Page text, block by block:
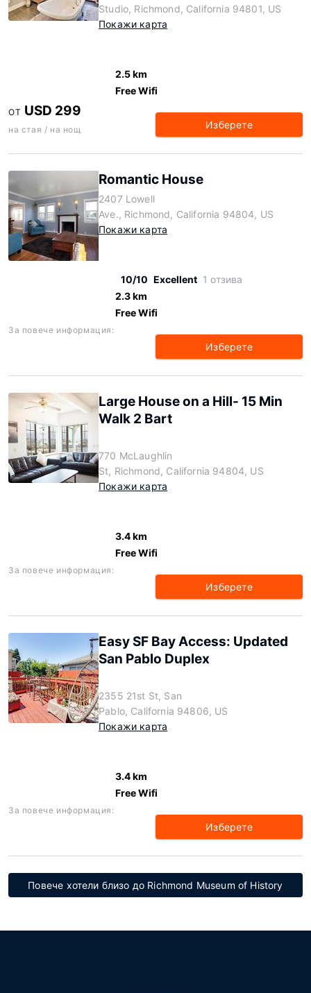
Studio, Richmond, California 94801, US
Покажи карта
2.5 km
Free Wifi
ОТ USD 299
на стая / на нощ Изберете
Romantic House
2407 Lowell
Ave., Richmond, California 94804, US
Покажи карта
10/10 Excellent 1 отзива
2.3 km
Free Wifi
За повече информация:
Изберете
Large House on a Hill- 15 Min
Walk 2 Bart
770 McLaughlin
St, Richmond, California 94804, US
Покажи карта
3.4 km
Free Wifi
За повече информация:
Изберете
Easy SF Bay Access: Updated
San Pablo Duplex
2355 21st St, San
Pablo, California 94806, US
Покажи карта
3.4 km
Free Wifi
За повече информация:
Изберете
Повече хотели близо до Richmond Museum of History